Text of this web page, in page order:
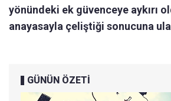
yönündeki ek güvenceye aykırı
anayasayla çeliştiği sonucuna
GÜNÜN ÖZETİ